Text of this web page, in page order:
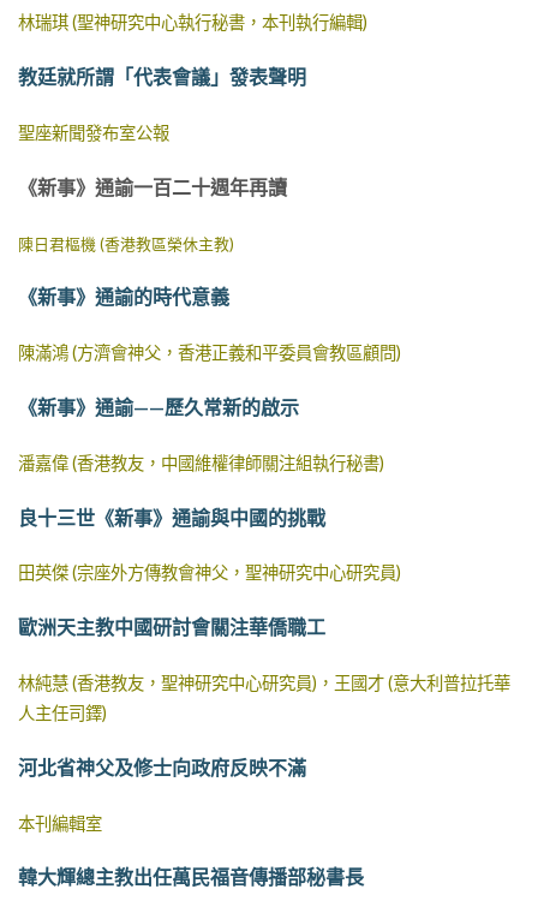
林瑞琪 (聖神研究中心執行秘書，本刊執行編輯)
教廷就所謂「代表會議」發表聲明
聖座新聞發布室公報
《新事》通諭一百二十週年再讀
陳日君樞機 (香港教區榮休主教)
《新事》通諭的時代意義
陳滿鴻 (方濟會神父，香港正義和平委員會教區顧問)
《新事》通諭——歷久常新的啟示
潘嘉偉 (香港教友，中國維權律師關注組執行秘書)
良十三世《新事》通諭與中國的挑戰
田英傑 (宗座外方傳教會神父，聖神研究中心研究員)
歐洲天主教中國研討會關注華僑職工
林純慧 (香港教友，聖神研究中心研究員)，王國才 (意大利普拉托華
人主任司鐸)
河北省神父及修士向政府反映不滿
本刊編輯室
韓大輝總主教出任萬民福音傳播部秘書長